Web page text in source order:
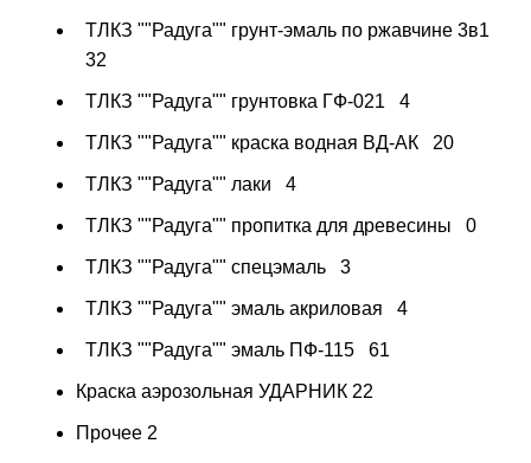
ТЛКЗ ""Радуга"" грунт-эмаль по ржавчине 3в1
32
ТЛКЗ ""Радуга"" грунтовка ГФ-021 4
ТЛКЗ ""Радуга"" краска водная ВД-АК 20
ТЛКЗ ""Радуга"" лаки 4
ТЛКЗ ""Радуга"" пропитка для древесины 0
ТЛКЗ ""Радуга"" спецэмаль 3
ТЛКЗ ""Радуга"" эмаль акриловая 4
ТЛКЗ ""Радуга"" эмаль ПФ-115 61
Краска аэрозольная УДАРНИК 22
Прочее 2